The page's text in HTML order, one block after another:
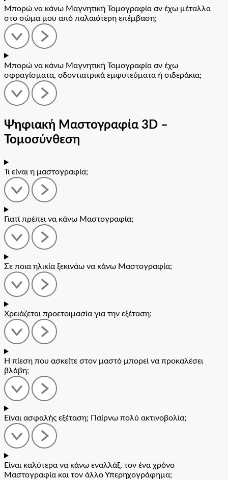
Μπορώ να κάνω Μαγνητική Τομογραφία αν έχω μέταλλα
στο σώμα μου από παλαιότερη επέμβαση;
Μπορώ να κάνω Μαγνητική Τομογραφία αν έχω
σφραγίσματα, οδοντιατρικά εμφυτεύματα ή σιδεράκια;
Ψηφιακή Μαστογραφία 3D –
Τομοσύνθεση
Τι είναι η μαστογραφία;
Γιατί πρέπει να κάνω Μαστογραφία;
Σε ποια ηλικία ξεκινάω να κάνω Μαστογραφία;
Χρειάζεται προετοιμασία για την εξέταση;
Η πίεση που ασκείτε στον μαστό μπορεί να προκαλέσει
βλάβη;
Είναι ασφαλής εξέταση; Παίρνω πολύ ακτινοβολία;
Είναι καλύτερα να κάνω εναλλάξ, τον ένα χρόνο
Μαστογραφία και τον άλλο Υπερηχογράφημα;